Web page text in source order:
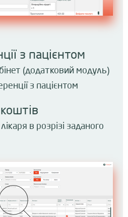
з пацієнтом
(додатковий модуль)
з пацієнтом
в розрізі заданого